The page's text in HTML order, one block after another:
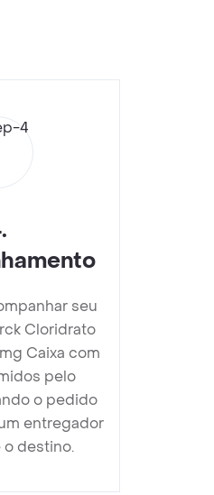
.
seu
Cloridrato
Caixa com
pelo
o pedido
entregador
o destino.